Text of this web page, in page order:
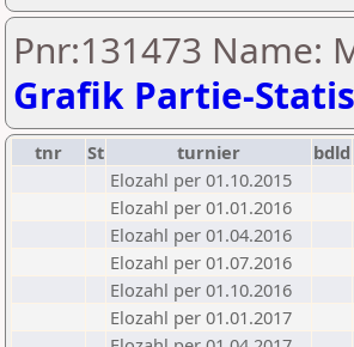
Pnr:131473 Name:
Grafik Partie-
tnr St turnier bdld
Elozahl per 01.10.2015
Elozahl per 01.01.2016
Elozahl per 01.04.2016
Elozahl per 01.07.2016
Elozahl per 01.10.2016
Elozahl per 01.01.2017